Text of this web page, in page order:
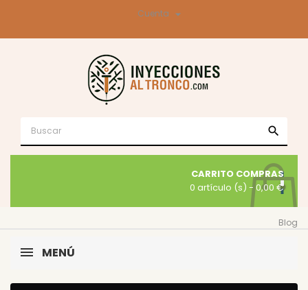
Cuenta 
search
CARRITO COMPRAS
0 artículo (s) - 0,00 €
Blog
MENÚ